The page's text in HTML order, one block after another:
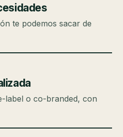
te podemos sacar de
label o co-branded, con